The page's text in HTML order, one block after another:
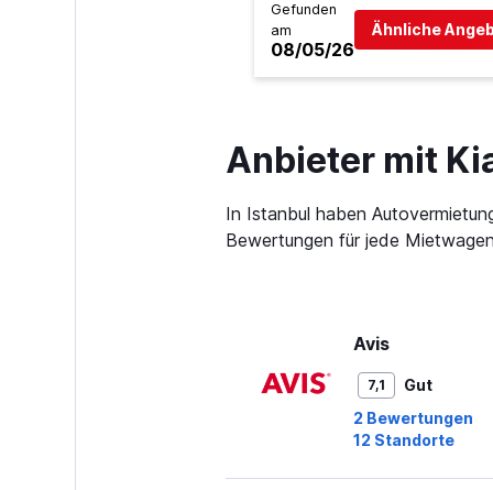
Gefunden
am
08/05/26
Ähnliche
Anbieter mit
In Istanbul haben
Bewertungen für jede
Avis
7,1
Gut
2 Bewertungen
12 Standorte